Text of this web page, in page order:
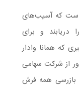
است که آسیب‌های
و برای
که همانا وادار
از شرکت سهامی
همه فرش